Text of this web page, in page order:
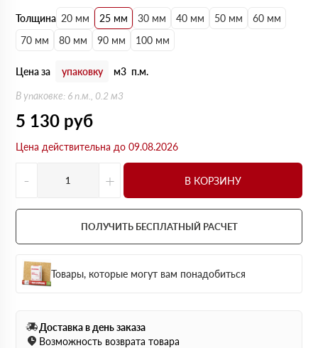
Толщина 20 мм 25 мм 30 мм 40 мм 50 мм
60 мм
70 мм
80 мм 90 мм 100 мм
Цена за упаковку м3 п.м.
В упаковке: 6 п.м., 0.2 м3
5 130 руб
Цена действительна до 09.08.2026
- + В КОРЗИНУ
ПОЛУЧИТЬ БЕСПЛАТНЫЙ РАСЧЕТ
Товары, которые могут вам понадобиться
Доставка в день заказа
Возможность возврата товара